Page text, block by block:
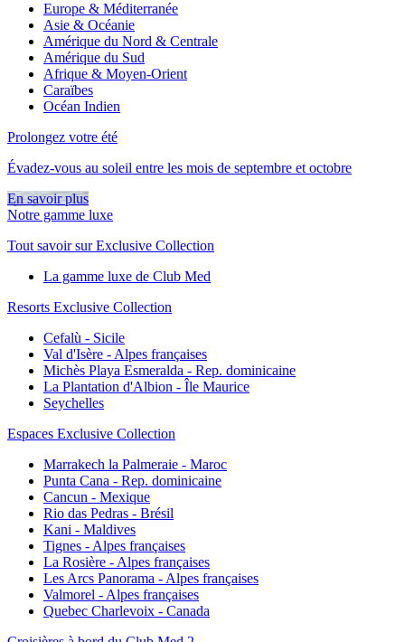
Europe & Méditerranée
Asie & Océanie
Amérique du Nord & Centrale
Amérique du Sud
Afrique & Moyen-Orient
Caraïbes
Océan Indien
Prolongez votre été
Évadez-vous au soleil entre les mois de septembre et octobre
En savoir plus
Notre gamme luxe
Tout savoir sur Exclusive Collection
La gamme luxe de Club Med
Resorts Exclusive Collection
Cefalù - Sicile
Val d'Isère - Alpes françaises
Michès Playa Esmeralda - Rep. dominicaine
La Plantation d'Albion - Île Maurice
Seychelles
Espaces Exclusive Collection
Marrakech la Palmeraie - Maroc
Punta Cana - Rep. dominicaine
Cancun - Mexique
Rio das Pedras - Brésil
Kani - Maldives
Tignes - Alpes françaises
La Rosière - Alpes françaises
Les Arcs Panorama - Alpes françaises
Valmorel - Alpes françaises
Quebec Charlevoix - Canada